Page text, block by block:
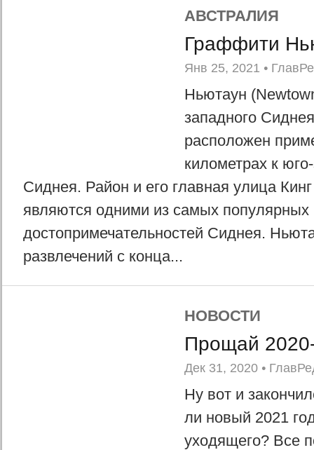
АВСТРАЛИЯ
Граффити
Янв 25, 2021 •
Ньютаун
западного
расположен
километрах к
Сиднея. Район и его главная улица
являются одними из самых популярных
достопримечательностей Сиднея.
развлечений с конца...
НОВОСТИ
Прощай
Дек 31, 2020 •
Ну вот и
ли новый 2021
уходящего? Все